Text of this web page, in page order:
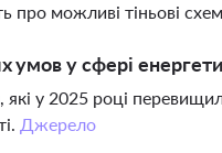
про можливі тіньові
умов у сфері
у 2025 році
Джерело